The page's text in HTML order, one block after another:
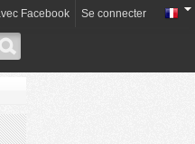
Facebook Se connecter